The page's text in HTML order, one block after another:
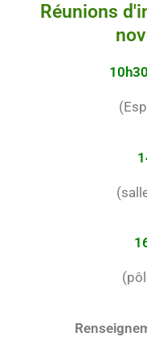
Réunions
10h30